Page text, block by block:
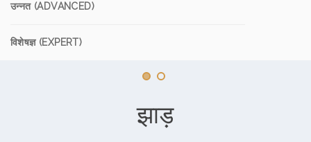
उन्नत (ADVANCED)
विशेषज्ञ (EXPERT)
झाड़